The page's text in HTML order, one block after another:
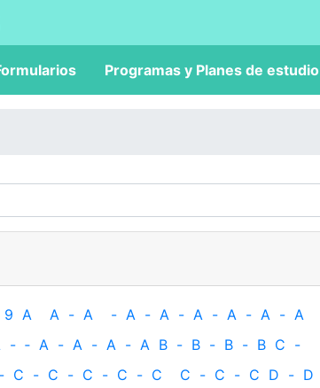
Programas y Planes de estudio
9 A A - A - A - A - A - A - A - A
- ‐ A - A - A - A B - B - B - B C -
- C - C - C - C - C C - C - C D - D